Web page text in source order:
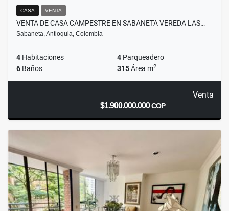
CASA VENTA
VENTA DE CASA CAMPESTRE EN SABANETA VEREDA LAS…
Sabaneta, Antioquia, Colombia
4 Habitaciones 4 Parqueadero
6 Baños 315Área m2
Venta
$1.900.000.000COP